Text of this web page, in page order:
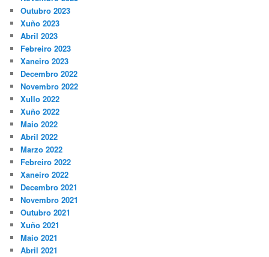
Outubro 2023
Xuño 2023
Abril 2023
Febreiro 2023
Xaneiro 2023
Decembro 2022
Novembro 2022
Xullo 2022
Xuño 2022
Maio 2022
Abril 2022
Marzo 2022
Febreiro 2022
Xaneiro 2022
Decembro 2021
Novembro 2021
Outubro 2021
Xuño 2021
Maio 2021
Abril 2021